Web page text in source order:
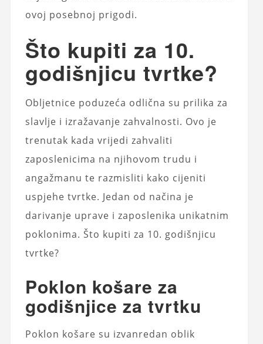
ovoj posebnoj prigodi.
Što kupiti za 10.
godišnjicu tvrtke?
Obljetnice poduzeća odlična su prilika za
slavlje i izražavanje zahvalnosti. Ovo je
trenutak kada vrijedi zahvaliti
zaposlenicima na njihovom trudu i
angažmanu te razmisliti kako cijeniti
uspjehe tvrtke. Jedan od načina je
darivanje uprave i zaposlenika unikatnim
poklonima. Što kupiti za 10. godišnjicu
tvrtke?
Poklon košare za
godišnjice za tvrtku
Poklon košare su izvanredan oblik